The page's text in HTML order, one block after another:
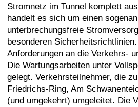
Stromnetz im Tunnel komplett
handelt es sich um einen
unterbrechungsfreie
besonderen
Anforderungen an die Verkehrs-
Die Wartungsarbeiten unter
gelegt. Verkehrsteilnehmer, die
Friedrichs-Ring, Am
(und umgekehrt) umgeleitet. Die